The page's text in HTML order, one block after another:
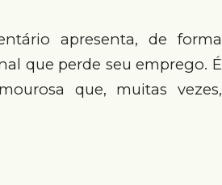
apresenta, de forma
que perde seu emprego. É
que, muitas vezes,